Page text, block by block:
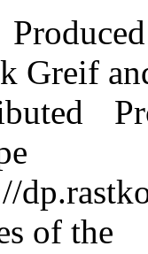
Greif
of the